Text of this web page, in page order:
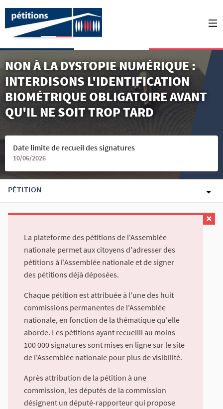
NON À LA DYSTOPIE NUMÉRIQUE :
INTERDISONS L'IDENTIFICATION
BIOMÉTRIQUE OBLIGATOIRE AVANT
QU'IL NE SOIT TROP TARD
Date limite de recueil des signatures
10/06/2026
PÉTITION
La plateforme des pétitions de l'Assemblée
nationale permet aux citoyens d'adresser des
pétitions à l'Assemblée nationale et de signer
des pétitions déjà déposées.
Chaque pétition est attribuée à l'une des huit
commissions permanentes de l'Assemblée
nationale, en fonction de la thématique qu'elle
aborde. Les pétitions ayant recueilli au moins
100 000 signatures sont mises en ligne sur le site
de l'Assemblée nationale pour plus de visibilité.
Après attribution de la pétition à une
commission, les députés de la commission
désignent un député-rapporteur qui propose